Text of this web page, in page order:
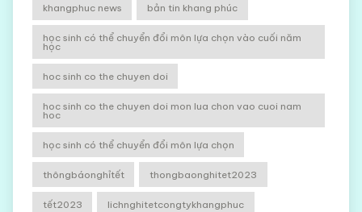
khangphuc news bản tin khang phúc
học sinh có thể chuyển đổi môn lựa chọn vào cuối năm
học
hoc sinh co the chuyen doi
hoc sinh co the chuyen doi mon lua chon vao cuoi nam
hoc
học sinh có thể chuyển đổi môn lựa chọn
thôngbáonghỉtết thongbaonghitet2023
tết2023 lichnghitetcongtykhangphuc